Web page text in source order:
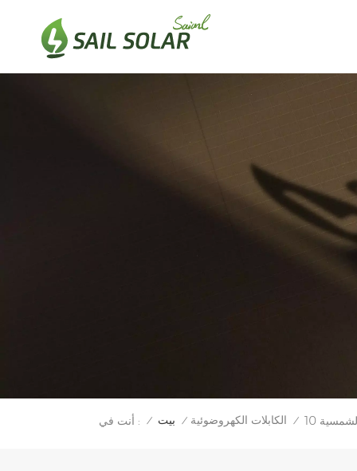
أنت في : / بيت / الكابلات الكهروضوئية /